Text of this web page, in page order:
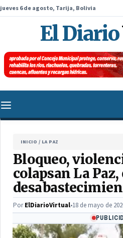
jueves 6 de agosto, Tarija, Bolivia
El Diario
INICIO / LA PAZ
Bloqueo,
colapsan La
PorElDiarioVirtual•18 de mayo de